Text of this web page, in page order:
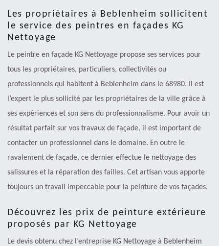
Les propriétaires à Beblenheim sollicitent
le service des peintres en façades KG
Nettoyage
Le peintre en façade KG Nettoyage propose ses services pour
tous les propriétaires, particuliers, collectivités ou
professionnels qui habitent à Beblenheim dans le 68980. Il est
l’expert le plus sollicité par les propriétaires de la ville grâce à
ses expériences et son sens du professionnalisme. Pour avoir un
résultat parfait sur vos travaux de façade, il est important de
contacter un professionnel dans le domaine. En outre le
ravalement de façade, ce dernier effectue le nettoyage des
salissures et la réparation des failles. Cet artisan vous apporte
toujours un travail impeccable pour la peinture de vos façades.
Découvrez les prix de peinture extérieure
proposés par KG Nettoyage
Le devis obtenu chez l’entreprise KG Nettoyage à Beblenheim